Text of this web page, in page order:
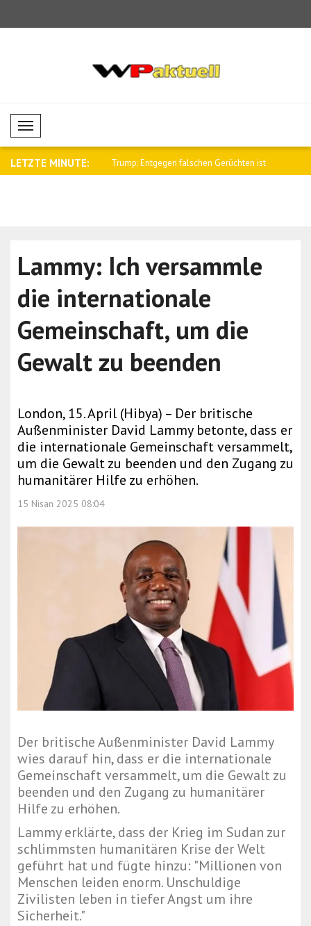
Mobil Menü
LETZTE MINUTE:
falschen Gerüchten ist Al-Scharaa empfing den britischen
Lammy: Ich versammle
die internationale
Gemeinschaft, um die
Gewalt zu beenden
London, 15. April (Hibya) – Der britische
Außenminister David Lammy betonte, dass er
die internationale Gemeinschaft versammelt,
um die Gewalt zu beenden und den Zugang zu
humanitärer Hilfe zu erhöhen.
15 Nisan 2025 08:04
Der britische Außenminister David Lammy
wies darauf hin, dass er die internationale
Gemeinschaft versammelt, um die Gewalt zu
beenden und den Zugang zu humanitärer
Hilfe zu erhöhen.
Lammy erklärte, dass der Krieg im Sudan zur
schlimmsten humanitären Krise der Welt
geführt hat und fügte hinzu: "Millionen von
Menschen leiden enorm. Unschuldige
Zivilisten leben in tiefer Angst um ihre
Sicherheit."